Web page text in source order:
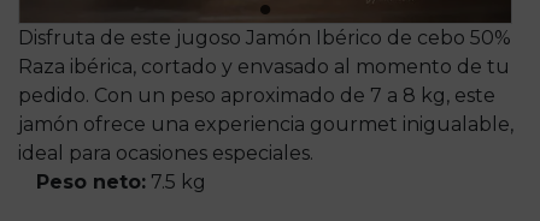
Disfruta de este jugoso Jamón Ibérico de cebo 50%
Raza ibérica, cortado y envasado al momento de tu
pedido. Con un peso aproximado de 7 a 8 kg, este
jamón ofrece una experiencia gourmet inigualable,
ideal para ocasiones especiales.
Peso neto: 7.5 kg